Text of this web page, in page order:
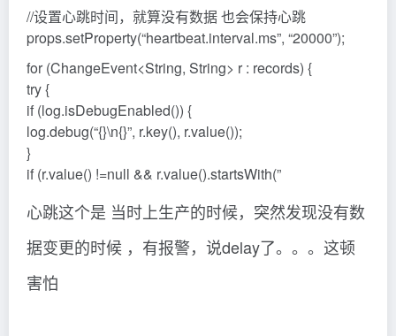
//设置心跳时间，就算没有数据 也会保持心跳
props.setProperty(“heartbeat.interval.ms”, “20000”);
for (ChangeEvent<String, String> r : records) {
try {
if (log.isDebugEnabled()) {
log.debug(“{}\n{}”, r.key(), r.value());
}
if (r.value() !=null && r.value().startsWith(”
心跳这个是 当时上生产的时候，突然发现没有数
据变更的时候 ，有报警，说delay了。。。这顿
害怕